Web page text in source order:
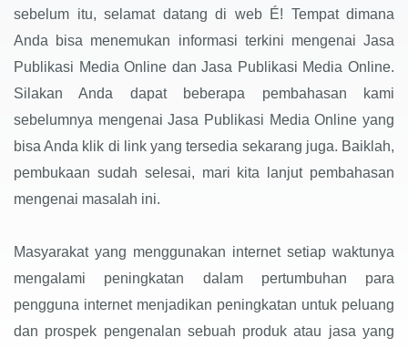
sebelum itu, selamat datang di web É! Tempat dimana
Anda bisa menemukan informasi terkini mengenai Jasa
Publikasi Media Online dan Jasa Publikasi Media Online.
Silakan Anda dapat beberapa pembahasan kami
sebelumnya mengenai Jasa Publikasi Media Online yang
bisa Anda klik di link yang tersedia sekarang juga. Baiklah,
pembukaan sudah selesai, mari kita lanjut pembahasan
mengenai masalah ini.
Masyarakat yang menggunakan internet setiap waktunya
mengalami peningkatan dalam pertumbuhan para
pengguna internet menjadikan peningkatan untuk peluang
dan prospek pengenalan sebuah produk atau jasa yang